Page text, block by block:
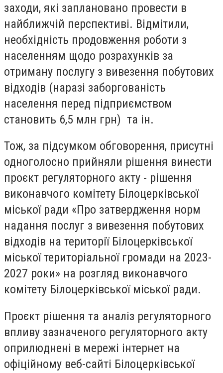
заходи, які заплановано провести в
найближчій перспективі. Відмітили,
необхідність продовження роботи з
населенням щодо розрахунків за
отриману послугу з вивезення побутових
відходів (наразі заборгованість
населення перед підприємством
становить 6,5 млн грн) та ін.
Тож, за підсумком обговорення, присутні
одноголосно прийняли рішення винести
проєкт регуляторного акту - рішення
виконавчого комітету Білоцерківської
міської ради «Про затвердження норм
надання послуг з вивезення побутових
відходів на території Білоцерківської
міської територіальної громади на 2023-
2027 роки» на розгляд виконавчого
комітету Білоцерківської міської ради.
Проєкт рішення та аналіз регуляторного
впливу зазначеного регуляторного акту
оприлюднені в мережі інтернет на
офіційному веб-сайті Білоцерківської